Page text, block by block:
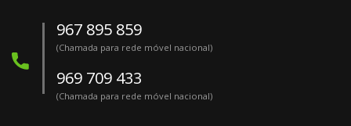
967 895 859
(Chamada para rede móvel nacional)
969 709 433
(Chamada para rede móvel nacional)